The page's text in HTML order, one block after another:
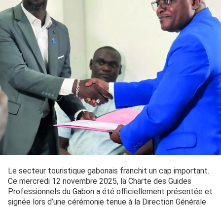
Le secteur touristique gabonais franchit un cap important.
Ce mercredi 12 novembre 2025, la Charte des Guides
Professionnels du Gabon a été officiellement présentée et
signée lors d’une cérémonie tenue à la Direction Générale